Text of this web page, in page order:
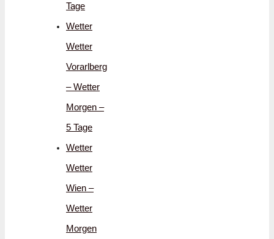
Tage
Wetter
Wetter
Vorarlberg
– Wetter
Morgen –
5 Tage
Wetter
Wetter
Wien –
Wetter
Morgen